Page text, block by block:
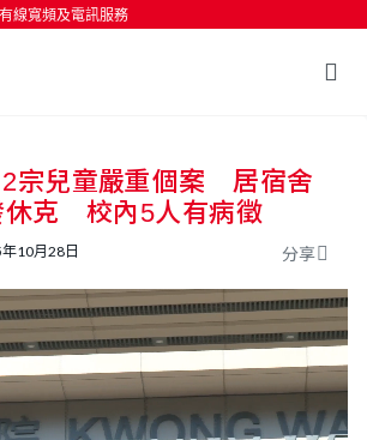
有線寬頻及電訊服務
按輸入鍵開始搜尋
2宗兒童嚴重個案 居宿舍
休克 校內5人有病徵
10月28日 分享